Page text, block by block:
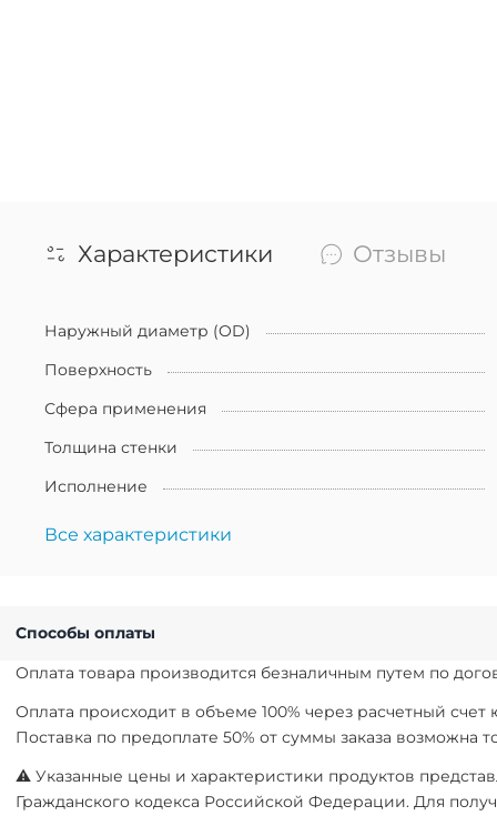
Характеристики Отзывы
Наружный диаметр (OD)
Поверхность
Сфера применения
Толщина стенки
Исполнение
Все характеристики
Способы оплаты
Оплата товара производится безналичным путем по
Оплата происходит в объеме 100% через расчетный
Поставка по предоплате 50% от суммы заказа
⚠ Указанные цены и характеристики продуктов
Гражданского кодекса Российской Федерации. Для